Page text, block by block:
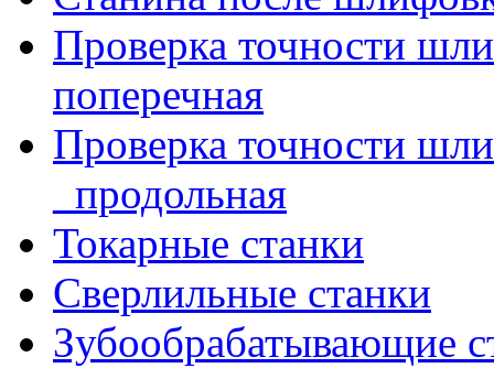
Проверка точности
поперечная
Проверка точности
_продольная
Токарные станки
Сверлильные станки
Зубообрабатывающие